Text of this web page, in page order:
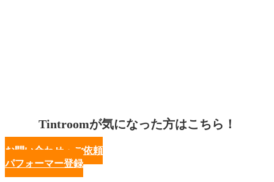
Tintroomが気になった方はこちら！
お問い合わせ・ご依頼
パフォーマー登録